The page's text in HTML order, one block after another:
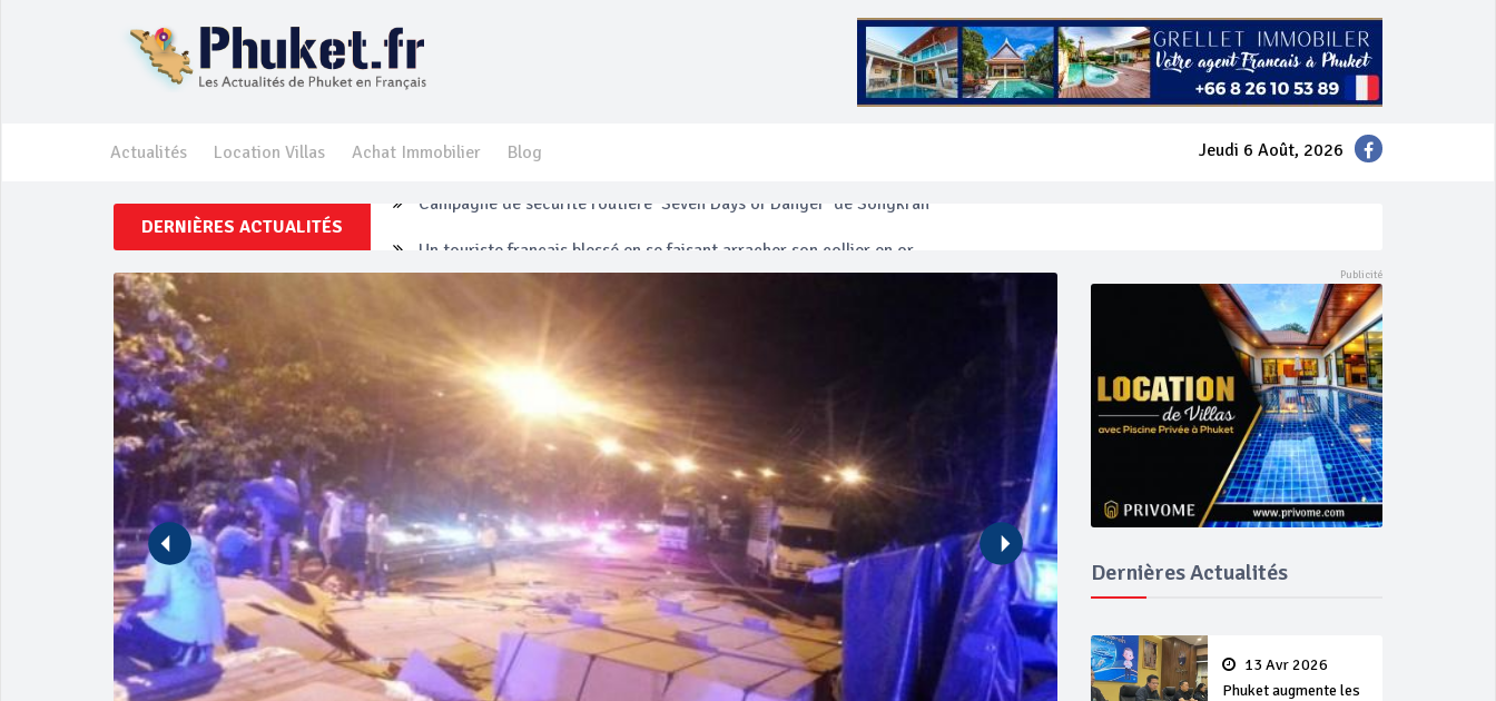
Actualités Location Villas Achat Immobilier Blog Jeudi 6 Août, 2026
DERNIÈRES ACTUALITÉS
Phuket Peranakan Festival
‘Phuket Eye’ assurera la sécurité pendant Songkran
Phuket augmente les prix des bateaux vers Koh Phi Phi et des excursions en mer
Campagne de sécurité routière ‘Seven Days of Danger’ de Songkran
Dernières Actualités
13 Avr 2026
Phuket augmente les